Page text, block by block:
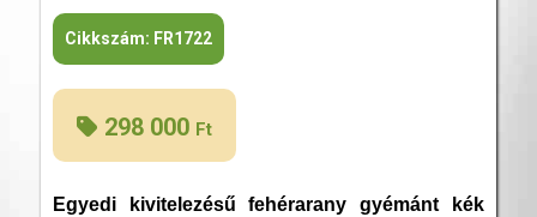
Cikkszám: FR1722
298 000 Ft
Egyedi kivitelezésű fehérarany gyémánt kék